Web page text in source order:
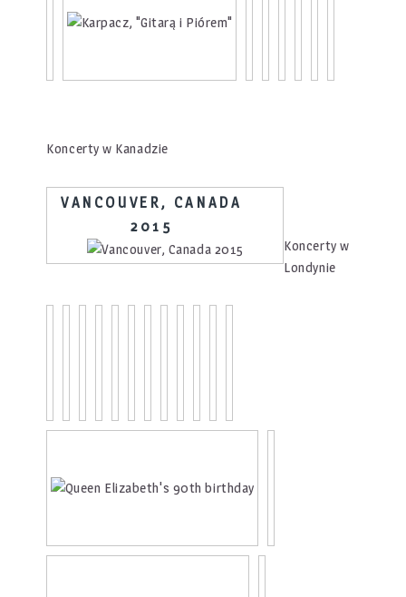
Koncerty w Kanadzie
VANCOUVER, CANADA
2015
Koncerty w
Londynie